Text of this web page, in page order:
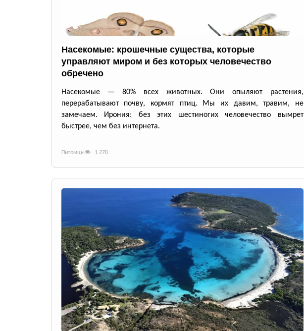
Насекомые: крошечные существа, которые
управляют миром и без которых человечество
обречено
Насекомые — 80% всех животных. Они опыляют растения,
перерабатывают почву, кормят птиц. Мы их давим, травим, не
замечаем. Ирония: без этих шестиногих человечество вымрет
быстрее, чем без интернета.
Питомцы 1 278